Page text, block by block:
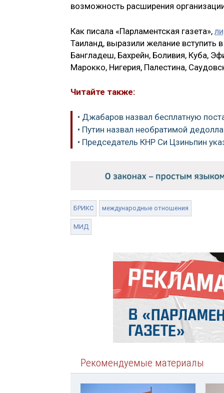
возможность расширения
Как писала «Парламентская газета»,
Таиланд, выразили желание вступить
Бангладеш, Бахрейн, Боливия, Куба,
Марокко, Нигерия, Палестина,
Читайте также:
• Джабаров назвал бесплатную
• Путин назвал необратимой
• Председатель КНР Си Цзиньпин
БРИКС международные отношения
МИД
Рекомендуемые материалы